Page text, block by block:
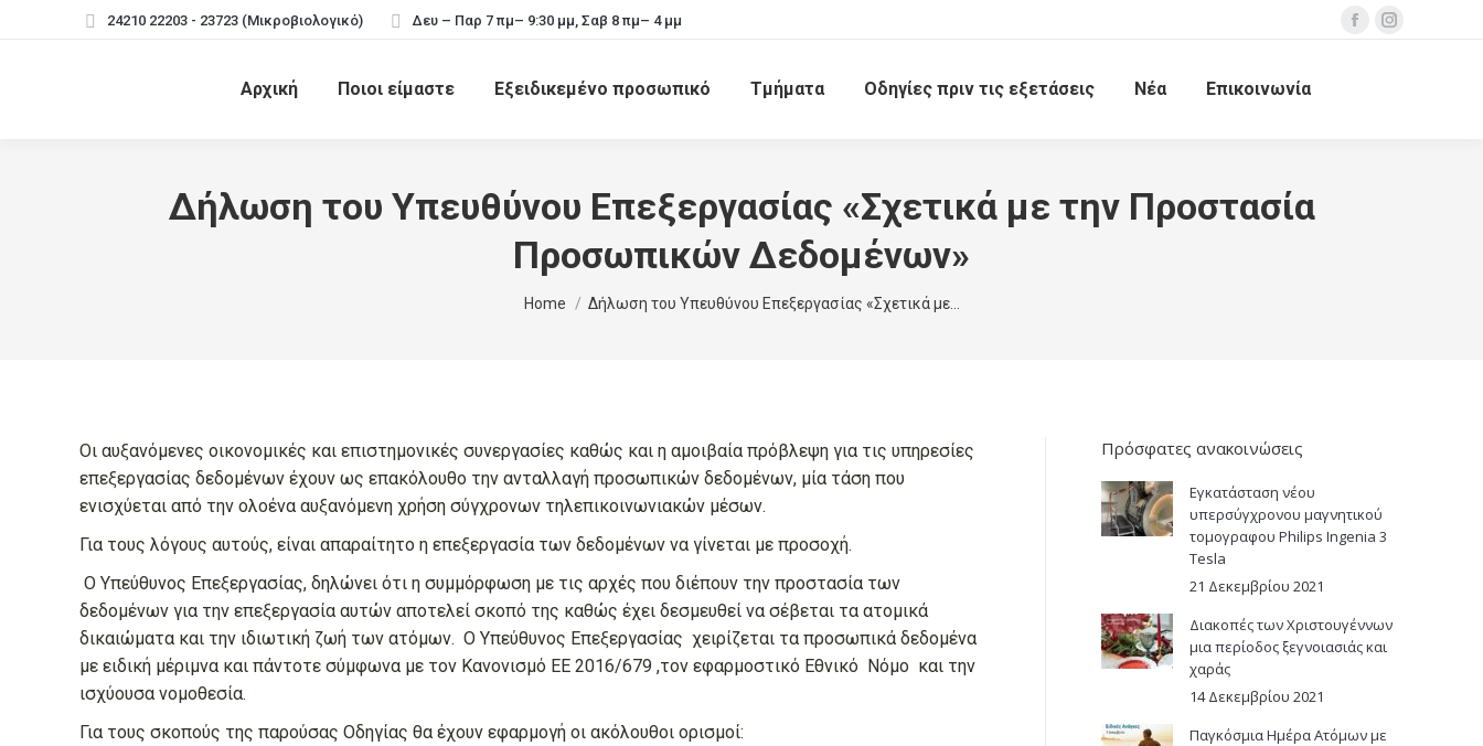
24210 22203 - 23723 (Μικροβιολογικό) Δευ – Παρ 7 πμ– 9:30 μμ, Σαβ 8 πμ– 4 μμ
Αρχική Ποιοι είμαστε Εξειδικεμένο προσωπικό Τμήματα Οδηγίες πριν τις εξετάσεις Νέα Επικοινωνία
Δήλωση του Υπευθύνου Επεξεργασίας «Σχετικά με την Προστασία
Προσωπικών Δεδομένων»
You are here:
Home Δήλωση του Υπευθύνου Επεξεργασίας «Σχετικά με…
Οι αυξανόμενες οικονομικές και επιστημονικές συνεργασίες καθώς και η αμοιβαία πρόβλεψη για τις υπηρεσίες
επεξεργασίας δεδομένων έχουν ως επακόλουθο την ανταλλαγή προσωπικών δεδομένων, μία τάση που
ενισχύεται από την ολοένα αυξανόμενη χρήση σύγχρονων τηλεπικοινωνιακών μέσων.
Για τους λόγους αυτούς, είναι απαραίτητο η επεξεργασία των δεδομένων να γίνεται με προσοχή.
Ο Υπεύθυνος Επεξεργασίας, δηλώνει ότι η συμμόρφωση με τις αρχές που διέπουν την προστασία των
δεδομένων για την επεξεργασία αυτών αποτελεί σκοπό της καθώς έχει δεσμευθεί να σέβεται τα ατομικά
δικαιώματα και την ιδιωτική ζωή των ατόμων. Ο Υπεύθυνος Επεξεργασίας χειρίζεται τα προσωπικά δεδομένα
με ειδική μέριμνα και πάντοτε σύμφωνα με τον Κανονισμό ΕΕ 2016/679 ,τον εφαρμοστικό Εθνικό Νόμο και την
ισχύουσα νομοθεσία.
Για τους σκοπούς της παρούσας Οδηγίας θα έχουν εφαρμογή οι ακόλουθοι ορισμοί:
Πρόσφατες ανακοινώσεις
Εγκατάσταση νέου
υπερσύγχρονου μαγνητικού
τομογραφου Philips Ingenia 3
Tesla
21 Δεκεμβρίου 2021
Διακοπές των Χριστουγέννων
μια περίοδος ξεγνοιασιάς και
χαράς
14 Δεκεμβρίου 2021
Παγκόσμια Ημέρα Ατόμων με